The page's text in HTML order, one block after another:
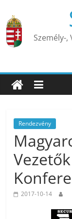
content
Személy-
Rendezvény
2017-10-14